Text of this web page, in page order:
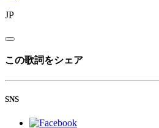
JP
この歌詞をシェア
SNS